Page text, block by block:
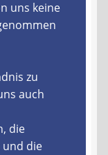
uns keine
zu
auch
die
die